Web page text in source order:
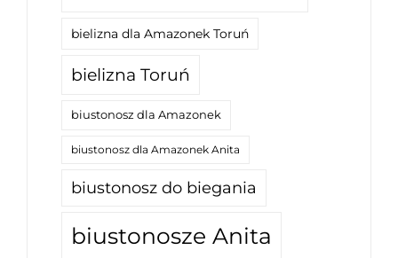
bielizna dla Amazonek Toruń
bielizna Toruń
biustonosz dla Amazonek
biustonosz dla Amazonek Anita
biustonosz do biegania
biustonosze Anita